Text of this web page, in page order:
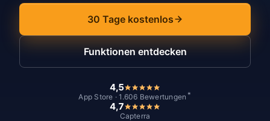
30 Tage kostenlos
Funktionen entdecken
4,5
App Store · 1.606 Bewertungen *
4,7
Capterra